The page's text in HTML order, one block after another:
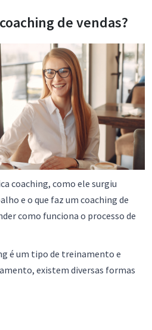
de vendas?
coaching, como ele surgiu
e o que faz um coaching de
como funciona o processo de
é um tipo de treinamento e
existem diversas formas